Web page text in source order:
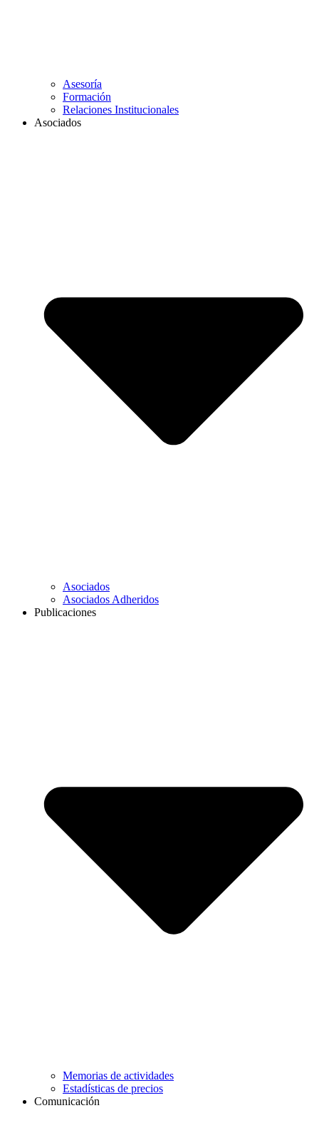
Asesoría
Formación
Relaciones Institucionales
Asociados
Asociados
Asociados Adheridos
Publicaciones
Memorias de actividades
Estadísticas de precios
Comunicación